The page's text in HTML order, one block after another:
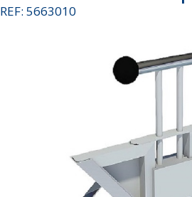
REF: 5663010